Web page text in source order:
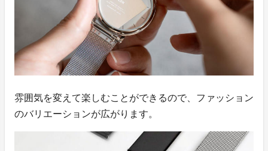
雰囲気を変えて楽しむことができるので、ファッション
のバリエーションが広がります。